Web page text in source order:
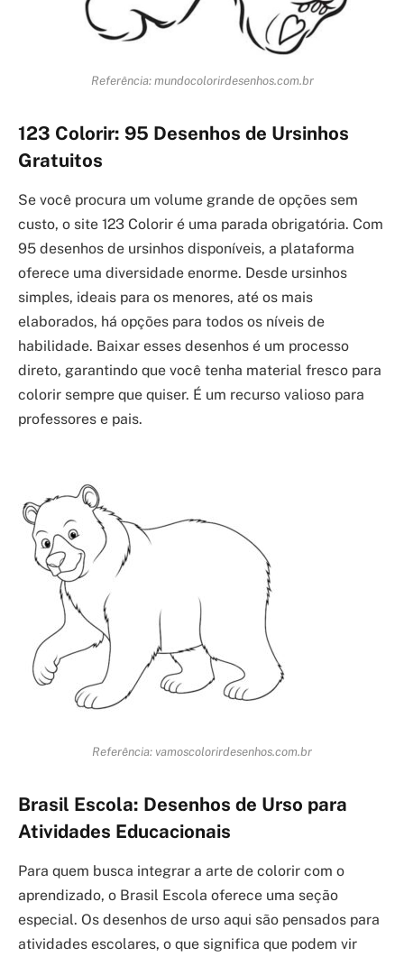
Referência: mundocolorirdesenhos.com.br
123 Colorir: 95 Desenhos de Ursinhos
Gratuitos
Se você procura um volume grande de opções sem
custo, o site 123 Colorir é uma parada obrigatória. Com
95 desenhos de ursinhos disponíveis, a plataforma
oferece uma diversidade enorme. Desde ursinhos
simples, ideais para os menores, até os mais
elaborados, há opções para todos os níveis de
habilidade. Baixar esses desenhos é um processo
direto, garantindo que você tenha material fresco para
colorir sempre que quiser. É um recurso valioso para
professores e pais.
Referência: vamoscolorirdesenhos.com.br
Brasil Escola: Desenhos de Urso para
Atividades Educacionais
Para quem busca integrar a arte de colorir com o
aprendizado, o Brasil Escola oferece uma seção
especial. Os desenhos de urso aqui são pensados para
atividades escolares, o que significa que podem vir